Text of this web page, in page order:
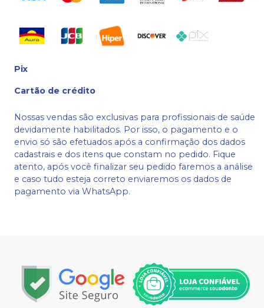
Pix
Cartão de crédito
Nossas vendas são exclusivas para profissionais de saúde
devidamente habilitados. Por isso, o pagamento e o
envio só são efetuados após a confirmação dos dados
cadastrais e dos itens que constam no pedido. Fique
atento, após você finalizar seu pedido faremos a análise
e caso tudo esteja correto enviaremos os dados de
pagamento via WhatsApp.